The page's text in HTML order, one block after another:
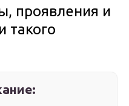
проявления и
такого